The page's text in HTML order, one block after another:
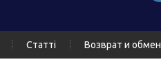
Статті Возврат и обмен